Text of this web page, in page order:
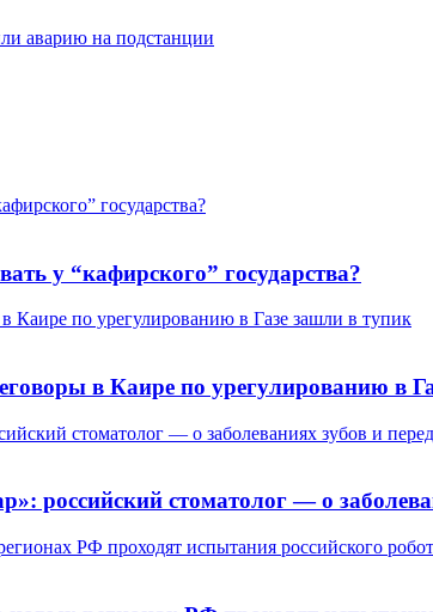
аварию на подстанции
государства?
у “кафирского” государства?
Каире по урегулированию в Газе зашли в тупик
в Каире по урегулированию в
стоматолог — о заболеваниях зубов и
российский стоматолог — о
РФ проходят испытания российского